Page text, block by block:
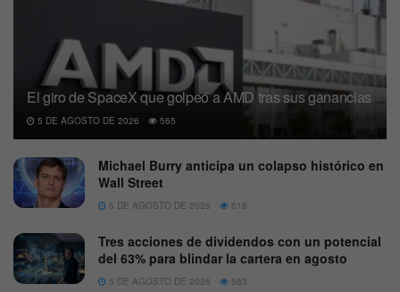
El giro de SpaceX que golpeó a AMD tras sus ganancias
5 DE AGOSTO DE 2026 565
Michael Burry anticipa un colapso histórico en
Wall Street
5 DE AGOSTO DE 2026 618
Tres acciones de dividendos con un potencial
del 63% para blindar la cartera en agosto
5 DE AGOSTO DE 2026 583